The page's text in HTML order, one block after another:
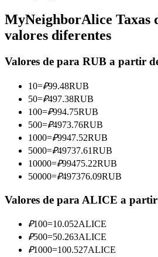
Torne-se um Trader de Cópias
Desfrute da partilha de lucros e
Informação
Análise de big data, incluindo
MyNeighborAlice Taxas
valores diferentes
Valores de para RUB a partir
10=₽99.48RUB
50=₽497.38RUB
100=₽994.75RUB
500=₽4973.76RUB
1000=₽9947.52RUB
5000=₽49737.61RUB
10000=₽99475.22RUB
50000=₽497376.09RUB
Valores de para ALICE a
₽100=10.052ALICE
₽500=50.263ALICE
₽1000=100.527ALICE